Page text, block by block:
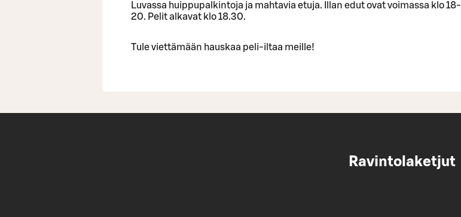
Luvassa huippupalkintoja ja mahtavia etuja. Illan edut ovat voimassa klo 18-
20. Pelit alkavat klo 18.30.
Tule viettämään hauskaa peli-iltaa meille!
Ravintolaketjut